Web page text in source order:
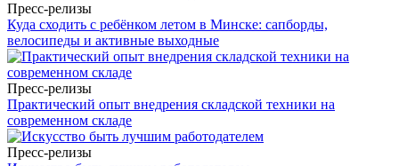
Пресс-релизы
Куда сходить с ребёнком летом в Минске: сапборды,
велосипеды и активные выходные
Пресс-релизы
Практический опыт внедрения складской техники на
современном складе
Пресс-релизы